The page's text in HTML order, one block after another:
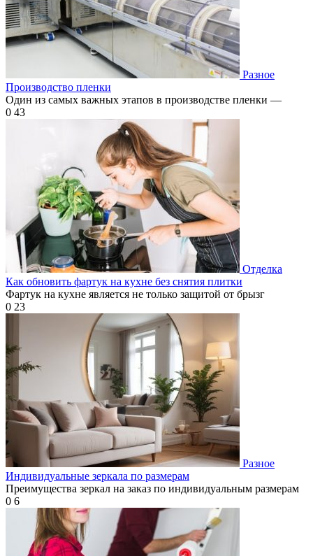
Разное
Производство пленки
Один из самых важных этапов в производстве пленки —
0 43
Отделка
Как обновить фартук на кухне без снятия плитки
Фартук на кухне является не только защитой от брызг
0 23
Разное
Индивидуальные зеркала по размерам
Преимущества зеркал на заказ по индивидуальным размерам
0 6